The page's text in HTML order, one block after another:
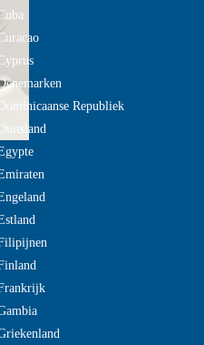
Dominicaanse Republiek
Duitsland